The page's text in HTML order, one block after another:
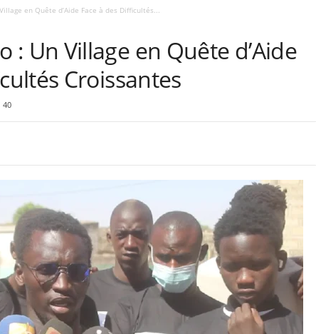
en Quête d’Aide Face à des Difficultés...
: Un Village en Quête d’Aide
Croissantes
40